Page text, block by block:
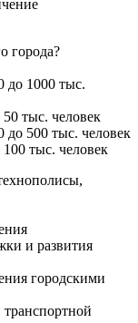
города?
до 1000 тыс.
тыс. человек
до 500 тыс. человек
тыс. человек
и развития
городскими
транспортной